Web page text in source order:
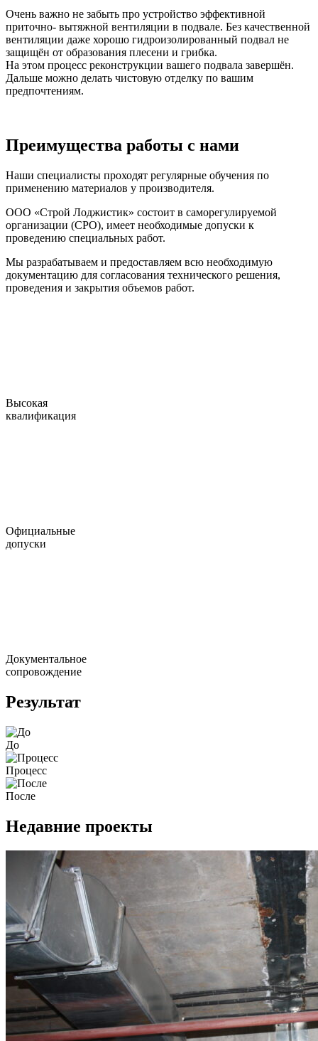
Очень важно не забыть про устройство эффективной
приточно- вытяжной вентиляции в подвале. Без качественной
вентиляции даже хорошо гидроизолированный подвал не
защищён от образования плесени и грибка.
На этом процесс реконструкции вашего подвала завершён.
Дальше можно делать чистовую отделку по вашим
предпочтениям.
Преимущества работы с нами
Наши специалисты проходят регулярные обучения по
применению материалов у производителя.
ООО «Строй Лоджистик» состоит в саморегулируемой
организации (СРО), имеет необходимые допуски к
проведению специальных работ.
Мы разрабатываем и предоставляем всю необходимую
документацию для согласования технического решения,
проведения и закрытия объемов работ.
Высокая
квалификация
Официальные
допуски
Документальное
сопровождение
Результат
До
Процесс
После
Недавние проекты